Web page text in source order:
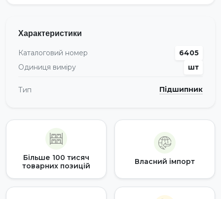
Характеристики
Каталоговий номер
6405
Одиниця виміру
шт
Тип Підшипник
Більше 100 тисяч
товарних позицій
Власний імпорт